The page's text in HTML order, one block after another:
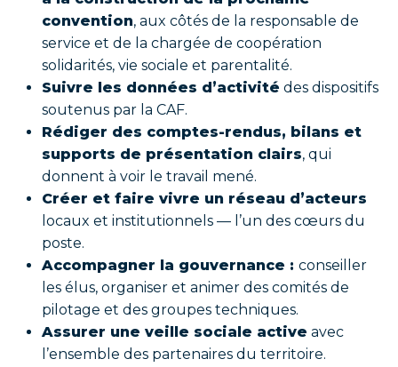
convention, aux côtés de la responsable de
service et de la chargée de coopération
solidarités, vie sociale et parentalité.
Suivre les données d’activité des dispositifs
soutenus par la CAF.
Rédiger des comptes-rendus, bilans et
supports de présentation clairs, qui
donnent à voir le travail mené.
Créer et faire vivre un réseau d’acteurs
locaux et institutionnels — l’un des cœurs du
poste.
Accompagner la gouvernance : conseiller
les élus, organiser et animer des comités de
pilotage et des groupes techniques.
Assurer une veille sociale active avec
l’ensemble des partenaires du territoire.